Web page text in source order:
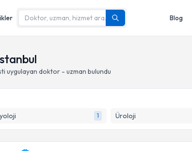
Blog
uygulayan doktor - uzman bulundu
1 Üroloji